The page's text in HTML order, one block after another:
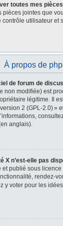
toutes mes
pièces jointes que
utilisateur et
À propos de
de forum de
non modifiée) est
légitime. Il
2 (GPL-2.0) »
anglais).
X n’est-elle pas
publié sous
rendez-
y voter pour les